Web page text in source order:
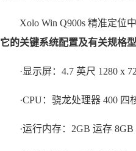
Xolo Win Q900s 精准定位
它的关键系统配置及有关规格型
·显示屏：4.7 英尺 1280 x
·CPU：骁龙处理器 400 四
·运行内存：2GB 运存